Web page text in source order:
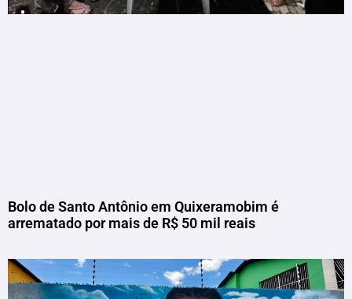
Bolo de Santo Antônio em Quixeramobim é
arrematado por mais de R$ 50 mil reais